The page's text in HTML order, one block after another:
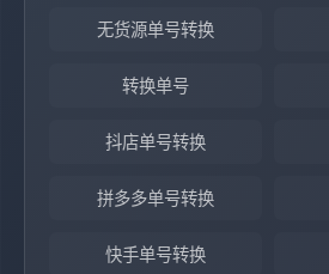
无货源单号转换
转换单号
抖店单号转换
拼多多单号转换
快手单号转换